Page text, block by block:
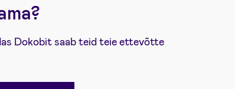
Dokobit saab teid teie ettevõtte